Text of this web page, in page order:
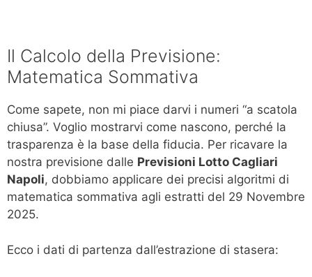
Il Calcolo della Previsione:
Matematica Sommativa
Come sapete, non mi piace darvi i numeri “a scatola
chiusa”. Voglio mostrarvi come nascono, perché la
trasparenza è la base della fiducia. Per ricavare la
nostra previsione dalle Previsioni Lotto Cagliari
Napoli, dobbiamo applicare dei precisi algoritmi di
matematica sommativa agli estratti del 29 Novembre
2025.
Ecco i dati di partenza dall’estrazione di stasera: